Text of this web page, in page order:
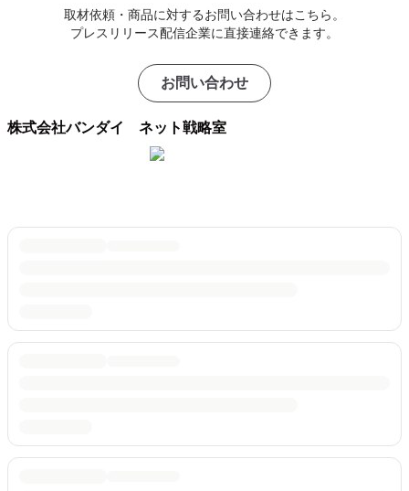
取材依頼・商品に対するお問い合わせはこちら。
プレスリリース配信企業に直接連絡できます。
お問い合わせ
株式会社バンダイ ネット戦略室